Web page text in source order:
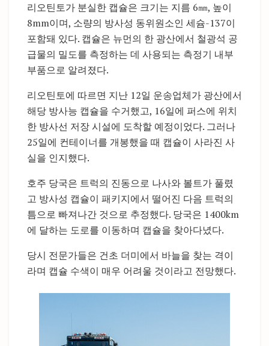
리오틴토가 분실한 캡슐은 크기는 지름 6㎜, 높이
8mm이며, 소량의 방사성 동위원소인 세슘-137이
포함돼 있다. 캡슐은 뉴먼의 한 광산에서 철광석 공
급물의 밀도를 측정하는 데 사용되는 측정기 내부
부품으로 알려졌다.
리오틴토에 따르면 지난 12일 운송업체가 광산에서
해당 방사능 캡슐을 수거했고, 16일에 퍼스에 위치
한 방사선 저장 시설에 도착할 예정이었다. 그러나
25일에 컨테이너를 개봉했을 때 캡슐이 사라진 사
실을 인지했다.
호주 당국은 트럭의 진동으로 나사와 볼트가 풀렸
고 방사성 캡슐이 패키지에서 떨어진 다음 트럭의
틈으로 빠져나간 것으로 추정했다. 당국은 1400km
에 달하는 도로를 이동하며 캡슐을 찾아다녔다.
당시 전문가들은 건초 더미에서 바늘을 찾는 격이
라며 캡슐 수색이 매우 어려울 것이라고 전망했다.